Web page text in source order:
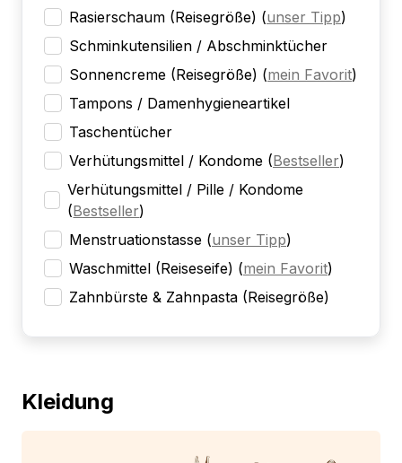
Rasierschaum (Reisegröße) (unser Tipp)
Schminkutensilien / Abschminktücher
Sonnencreme (Reisegröße) (mein Favorit)
Tampons / Damenhygieneartikel
Taschentücher
Verhütungsmittel / Kondome (Bestseller)
Verhütungsmittel / Pille / Kondome
(Bestseller)
Menstruationstasse (unser Tipp)
Waschmittel (Reiseseife) (mein Favorit)
Zahnbürste & Zahnpasta (Reisegröße)
Kleidung